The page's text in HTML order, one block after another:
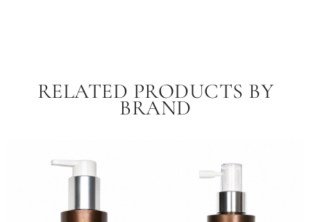
RELATED PRODUCTS BY
BRAND